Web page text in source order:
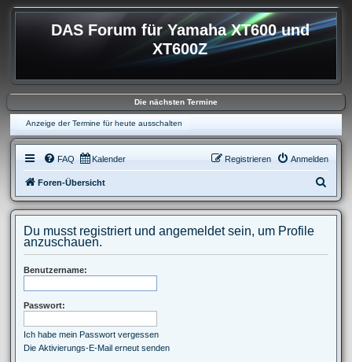
DAS Forum für Yamaha XT600 und
XT600Z
Die nächsten Termine
Anzeige der Termine für heute ausschalten
FAQ Kalender Anmelden
Registrieren
Foren-Übersicht
u
e
Du musst registriert und angemeldet sein, um Profile
anzuschauen.
Benutzername:
Passwort:
Ich habe mein Passwort vergessen
Die Aktivierungs-E-Mail erneut senden